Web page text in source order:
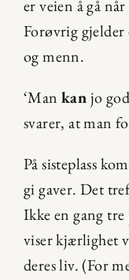
er veien å gå
Forøvrig gjelder
og menn.
‘Man kan jo
svarer, at man
På sisteplass
gi gaver. Det
Ikke en gang
viser kjærlighet
deres liv. (For